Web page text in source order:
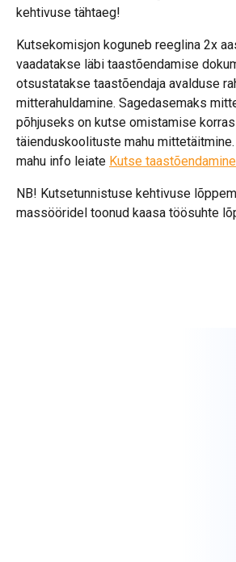
kehtivuse tähtaeg!
Kutsekomisjon koguneb reeglina 2x
vaadatakse läbi taastõendamise
otsustatakse taastõendaja avalduse
mitterahuldamine. Sagedasemaks
põhjuseks on kutse omistamise
täienduskoolituste mahu
mahu info leiate Kutse taastõendamine
NB! Kutsetunnistuse kehtivuse
massööridel toonud kaasa töösuhte